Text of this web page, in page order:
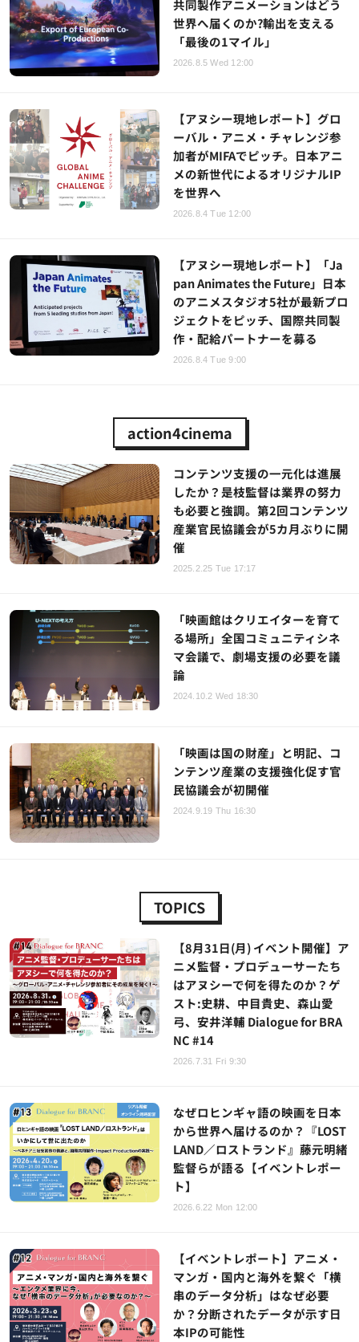
共同製作アニメーションはどう
世界へ届くのか?輸出を支える
「最後の1マイル」
2026.8.5 Wed 12:00
【アヌシー現地レポート】グロ
ーバル・アニメ・チャレンジ参
加者がMIFAでピッチ。日本アニ
メの新世代によるオリジナルIP
を世界へ
2026.8.4 Tue 12:00
【アヌシー現地レポート】「Ja
pan Animates the Future」日本
のアニメスタジオ5社が最新プロ
ジェクトをピッチ、国際共同製
作・配給パートナーを募る
2026.8.4 Tue 9:00
action4cinema
コンテンツ支援の一元化は進展
したか？是枝監督は業界の努力
も必要と強調。第2回コンテンツ
産業官民協議会が5カ月ぶりに開
催
2025.2.25 Tue 17:17
「映画館はクリエイターを育て
る場所」全国コミュニティシネ
マ会議で、劇場支援の必要を議
論
2024.10.2 Wed 18:30
「映画は国の財産」と明記、コ
ンテンツ産業の支援強化促す官
民協議会が初開催
2024.9.19 Thu 16:30
TOPICS
【8月31日(月) イベント開催】ア
ニメ監督・プロデューサーたち
はアヌシーで何を得たのか？ゲ
スト:史耕、中目貴史、森山愛
弓、安井洋輔 Dialogue for BRA
NC #14
2026.7.31 Fri 9:30
なぜロヒンギャ語の映画を日本
から世界へ届けるのか？『LOST
LAND／ロストランド』藤元明緒
監督らが語る【イベントレポー
ト】
2026.6.22 Mon 12:00
【イベントレポート】アニメ・
マンガ・国内と海外を繋ぐ「横
串のデータ分析」はなぜ必要
か？分断されたデータが示す日
本IPの可能性